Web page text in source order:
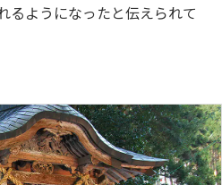
るようになったと伝えられて